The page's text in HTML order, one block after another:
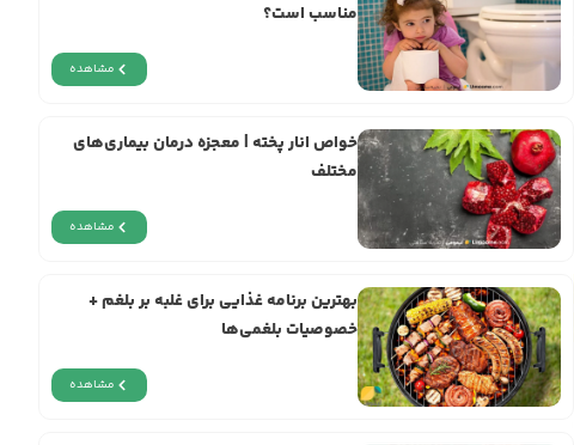
مناسب است؟
مشاهده
خواص انار پخته | معجزه‌ درمان بیماری‌های
مختلف
مشاهده
بهترین برنامه غذایی برای غلبه بر بلغم +
خصوصیات بلغمی‌ها
مشاهده